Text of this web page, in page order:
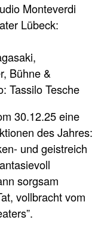
Monteverdi
Lübeck:
Bühne &
Tassilo Tesche
30.12.25 eine
des Jahres:
und geistreich
sorgsam
vollbracht vom